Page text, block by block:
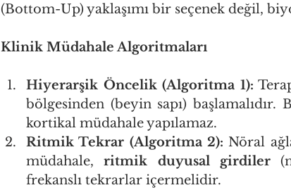
(Bottom-Up) yaklaşımı bir seçenek değil,
Klinik Müdahale Algoritmaları
Hiyerarşik Öncelik (Algoritma 1):
bölgesinden (beyin sapı)
kortikal müdahale yapılamaz.
Ritmik Tekrar (Algoritma 2): Nöral
müdahale, ritmik duyusal girdiler
frekanslı tekrarlar içermelidir.